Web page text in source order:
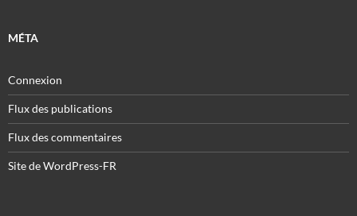
MÉTA
Connexion
Flux des publications
Flux des commentaires
Site de WordPress-FR